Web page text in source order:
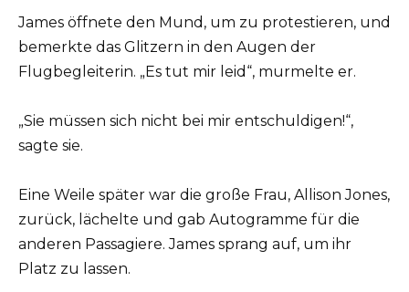
James öffnete den Mund, um zu protestieren, und
bemerkte das Glitzern in den Augen der
Flugbegleiterin. „Es tut mir leid“, murmelte er.
„Sie müssen sich nicht bei mir entschuldigen!“,
sagte sie.
Eine Weile später war die große Frau, Allison Jones,
zurück, lächelte und gab Autogramme für die
anderen Passagiere. James sprang auf, um ihr
Platz zu lassen.